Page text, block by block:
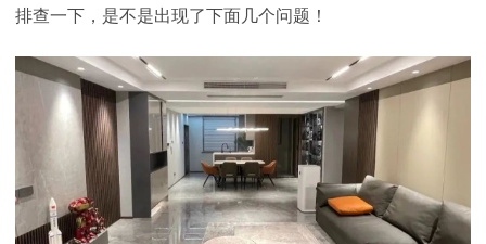
排查一下，是不是出现了下面几个问题！